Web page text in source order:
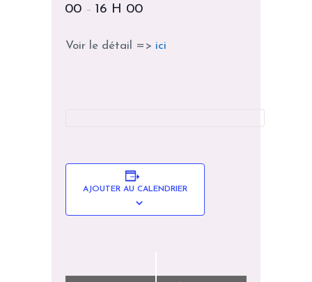
00 – 16 H 00
Voir le détail => ici
AJOUTER AU CALENDRIER